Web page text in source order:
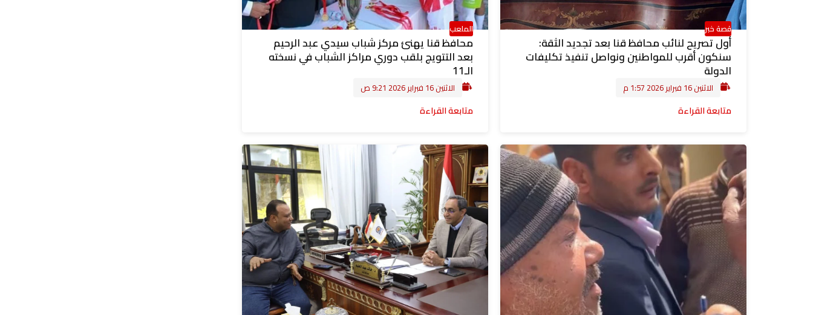
قصة خبر
أول تصريح لنائب محافظ قنا بعد تجديد الثقة:
سنكون أقرب للمواطنين ونواصل تنفيذ تكليفات
الدولة
الاثنين 16 فبراير 2026 1:57 م
متابعة القراءة
الملعب
محافظ قنا يهنئ مركز شباب سيدي عبد الرحيم
بعد التتويج بلقب دوري مراكز الشباب في نسخته
الـ11
الاثنين 16 فبراير 2026 9:21 ص
متابعة القراءة